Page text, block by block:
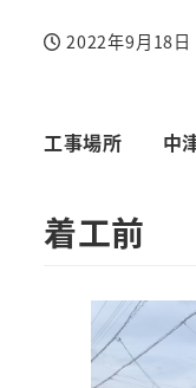
投稿日
2022年9月18日
工事場所 中
着工前